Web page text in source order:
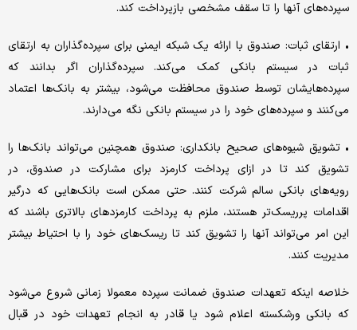
سپرده‌های آنها را تا سقف مشخصی بازپرداخت کند.
• ارتقای ثبات: صندوق با ارائه یک شبکه ایمنی برای سپرده‌گذاران به ارتقای
ثبات در سیستم بانکی کمک می‌کند. سپرده‌گذاران اگر بدانند که
سپرده‌هایشان توسط صندوق محافظت می‌شود، بیشتر به بانک‌ها اعتماد
می‌کنند و سپرده‌های خود را در سیستم بانکی نگه می‌دارند.
• تشویق شیوه‌‌‌های صحیح بانکداری: صندوق همچنین می‌‌‌تواند بانک‌ها را
تشویق کند تا در ازای پرداخت کارمزد برای مشارکت در صندوق، در
رویه‌‌‌های بانکی سالم شرکت کنند. حتی ممکن است بانک‌هایی که درگیر
اقدامات پرریسک‌تر هستند، ملزم به پرداخت کارمزدهای بالاتری باشند که
این امر می‌تواند آنها را تشویق کند تا ریسک‌های خود را با احتیاط بیشتر
مدیریت کنند.
خلاصه اینکه تعهدات صندوق ضمانت سپرده معمولا زمانی شروع می‌شود
که بانکی ورشکسته اعلام شود یا قادر به انجام تعهدات خود در قبال